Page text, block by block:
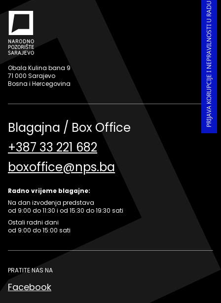
PRIJAVA KORUPCIJE I NEPRAVILNOSTI U RADU
Obala Kulina bana 9
71 000 Sarajevo
Bosna i Hercegovina
Blagajna / Box Office
+387 33 221 682
boxoffice@nps.ba
Radno vrijeme blagajne:
Na dan izvođenja predstava
od 9:00 do 11:30 i od 15:30 do 19:30 sati
Ostali radni dani
od 9:00 do 15:00 sati
PRATITE NAS NA
Facebook